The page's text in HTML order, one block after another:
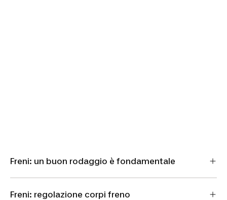
Freni: un buon rodaggio è fondamentale
Freni: regolazione corpi freno